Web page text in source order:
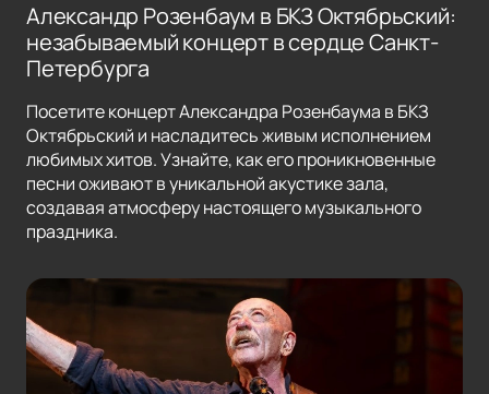
Александр Розенбаум в БКЗ Октябрьский:
незабываемый концерт в сердце Санкт-
Петербурга
Посетите концерт Александра Розенбаума в БКЗ
Октябрьский и насладитесь живым исполнением
любимых хитов. Узнайте, как его проникновенные
песни оживают в уникальной акустике зала,
создавая атмосферу настоящего музыкального
праздника.